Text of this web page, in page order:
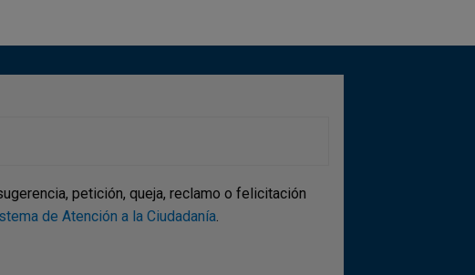
petición, queja, reclamo o felicitación
de Atención a la Ciudadanía.